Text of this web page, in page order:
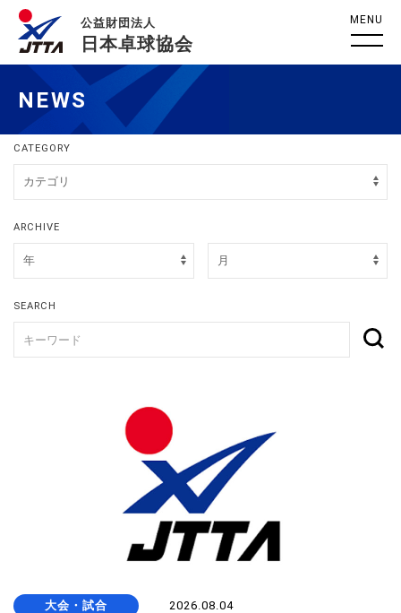
公益財団法人
日本卓球協会
MENU
NEWS
CATEGORY
ARCHIVE
SEARCH
大会・試合 2026.08.04